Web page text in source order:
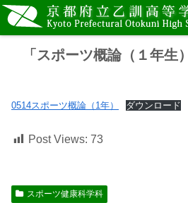
「スポーツ概論（１年生
0514スポーツ概論（1年） ダウンロード
Post Views: 73
スポーツ健康科学科